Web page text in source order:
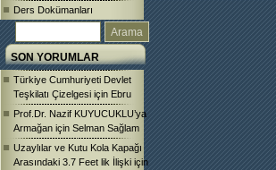
Ders Dokümanları
SON YORUMLAR
Türkiye Cumhuriyeti Devlet
Teşkilatı Çizelgesi için Ebru
Prof.Dr. Nazif KUYUCUKLU’ya
Armağan için Selman Sağlam
Uzaylılar ve Kutu Kola Kapağı
Arasındaki 3.7 Feet lik İlişki için